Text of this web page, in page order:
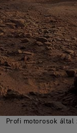
Profi motorosok által